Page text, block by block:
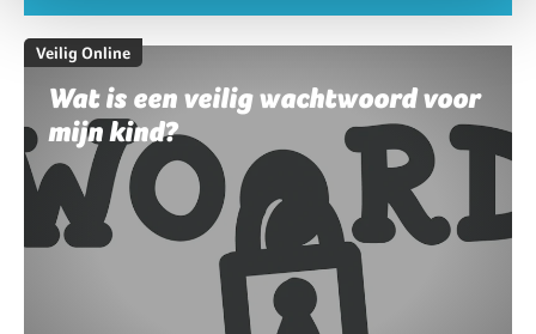
Veilig Online
Wat is een veilig wachtwoord voor
mijn kind?